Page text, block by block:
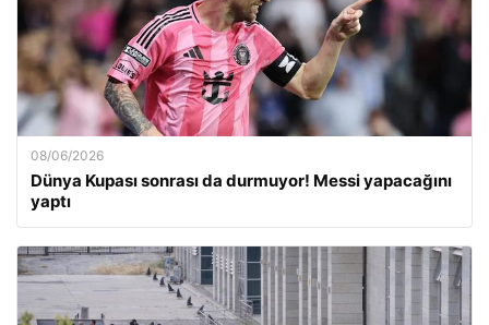
08/06/2026
Dünya Kupası sonrası da durmuyor! Messi yapacağını
yaptı